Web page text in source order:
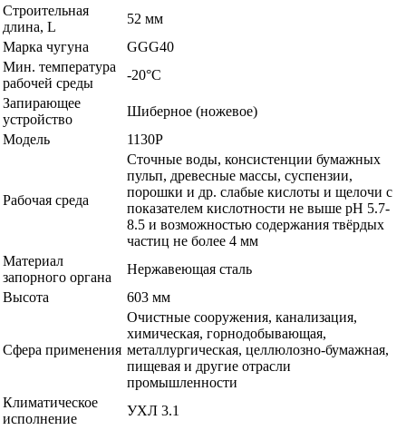
Строительная
длина, L
52 мм
Марка чугуна
GGG40
Мин. температура
рабочей среды
-20°C
Запирающее
устройство
Шиберное (ножевое)
Модель
1130P
Рабочая среда
Сточные воды, консистенции бумажных
пульп, древесные массы, суспензии,
порошки и др. слабые кислоты и щелочи с
показателем кислотности не выше pH 5.7-
8.5 и возможностью содержания твёрдых
частиц не более 4 мм
Материал
запорного органа
Нержавеющая сталь
Высота
603 мм
Сфера применения
Очистные сооружения, канализация,
химическая, горнодобывающая,
металлургическая, целлюлозно-бумажная,
пищевая и другие отрасли
промышленности
Климатическое
исполнение
УХЛ 3.1